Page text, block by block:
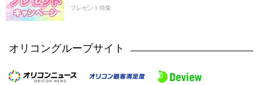
プレゼント特集
オリコングループサイト